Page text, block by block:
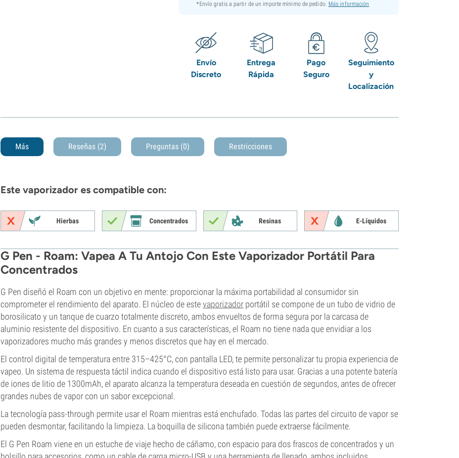
*Envío gratis a partir de un importe mínimo de pedido. Más información
Envío
Discreto
Entrega
Rápida
Pago
Seguro
Seguimiento
y
Localización
Más Reseñas (2) Preguntas (0) Restricciones
Este vaporizador es compatible con:
Hierbas Concentrados Resinas E-Líquidos
G Pen - Roam: Vapea A Tu Antojo Con Este Vaporizador Portátil Para
Concentrados
G Pen diseñó el Roam con un objetivo en mente: proporcionar la máxima portabilidad al consumidor sin
comprometer el rendimiento del aparato. El núcleo de estevaporizador portátil se compone de un tubo de vidrio de
borosilicato y un tanque de cuarzo totalmente discreto, ambos envueltos de forma segura por la carcasa de
aluminio resistente del dispositivo. En cuanto a sus características, el Roam no tiene nada que envidiar a los
vaporizadores mucho más grandes y menos discretos que hay en el mercado.
El control digital de temperatura entre 315–425°C, con pantalla LED, te permite personalizar tu propia experiencia de
vapeo. Un sistema de respuesta táctil indica cuando el dispositivo está listo para usar. Gracias a una potente batería
de iones de litio de 1300mAh, el aparato alcanza la temperatura deseada en cuestión de segundos, antes de ofrecer
grandes nubes de vapor con un sabor excepcional.
La tecnología pass-through permite usar el Roam mientras está enchufado. Todas las partes del circuito de vapor se
pueden desmontar, facilitando la limpieza. La boquilla de silicona también puede extraerse fácilmente.
El G Pen Roam viene en un estuche de viaje hecho de cáñamo, con espacio para dos frascos de concentrados y un